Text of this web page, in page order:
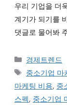
우리 기업을 더
계기가 되기를
댓글로 물어봐
카테고리
경제트렌드
태그
중소기업 마
마케팅 비용, 중
스펙, 중소기업